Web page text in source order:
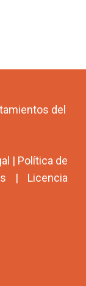
del
| Política de
| Licencia